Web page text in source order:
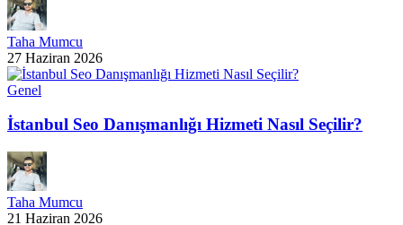
Taha Mumcu
27 Haziran 2026
Genel
İstanbul Seo Danışmanlığı Hizmeti Nasıl Seçilir?
Taha Mumcu
21 Haziran 2026